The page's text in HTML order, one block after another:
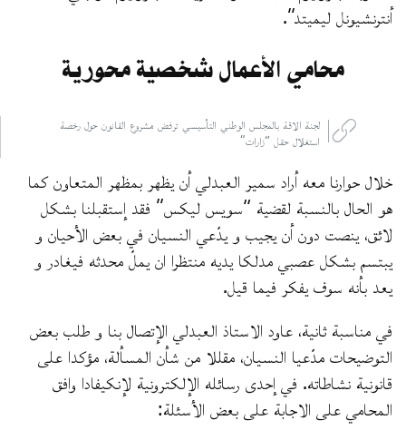
أنترنشيونل ليميتد”.
محامي الأعمال شخصية محورية
لجنة الاقة بالمجلس الوطني التأسيسي ترفض مشروع القانون حول رخصة
استغلال حقل “زارات”
خلال حوارنا معه أراد سمير العبدلي أن يظهر بمظهر المتعاون كما
هو الحال بالنسبة لقضية “سويس ليكس” فقد إستقبلنا بشكل
لائق، ينصت دون أن يجيب و يدّعي النسيان في بعض الأحيان و
يبتسم بشكل عصبي مدلكا يديه منتظرا ان يملّ محدثه فيغادر و
يعد بأنه سوف يفكر فيما قيل.
في مناسبة ثانية، عاود الاستاذ العبدلي الإتصال بنا و طلب بعض
التوضيحات مدّعيا النسيان، مقللا من شأن المسألة، مؤكدا على
قانونية نشاطاته. في إحدى رسائله الإلكترونية لإنكيفادا وافق
المحامي على الاجابة على بعض الأسئلة: